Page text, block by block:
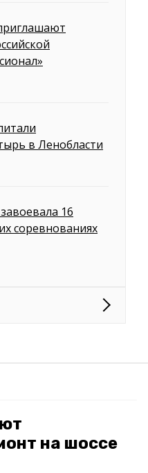
в Ленобласти
16
соревнованиях
на шоссе